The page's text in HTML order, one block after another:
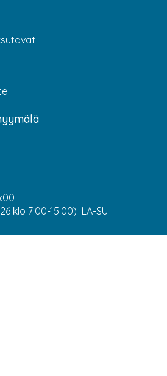
klo 7:00-15:00) LA-SU